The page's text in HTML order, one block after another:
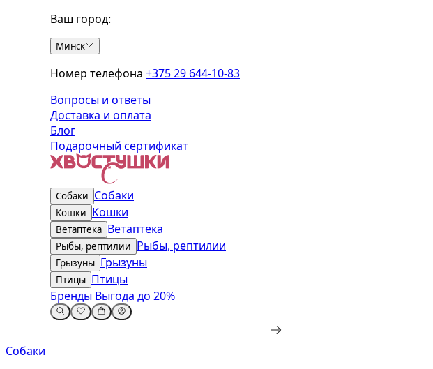
Ваш город:
Минск
Номер телефона +375 29 644-10-83
Вопросы и ответы
Доставка и оплата
Блог
Подарочный сертификат
Собаки Собаки
Кошки Кошки
Ветаптека Ветаптека
Рыбы, рептилии Рыбы, рептилии
Грызуны Грызуны
Птицы Птицы
Бренды Выгода до 20%
Собаки